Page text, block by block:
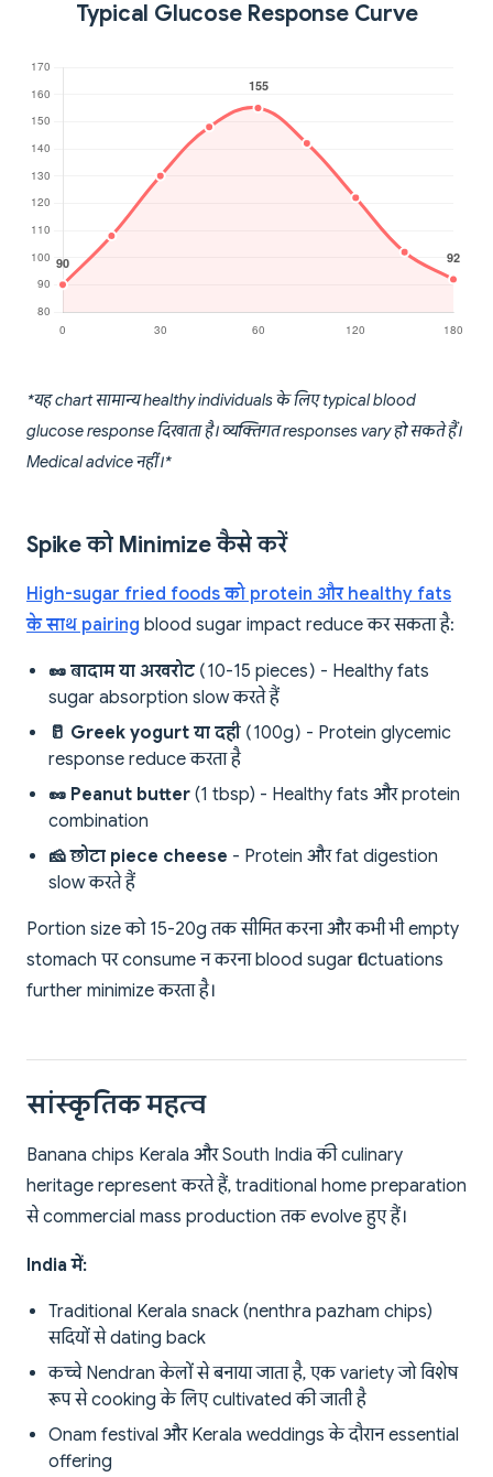
Typical Glucose Response Curve
*यह chart सामान्य healthy individuals के लिए typical blood
glucose response दिखाता है। व्यक्तिगत responses vary हो सकते हैं।
Medical advice नहीं।*
Spike को Minimize कैसे करें
High-sugar fried foods को protein और healthy fats
के साथ pairing blood sugar impact reduce कर सकता है:
🥜 बादाम या अखरोट (10-15 pieces) - Healthy fats
sugar absorption slow करते हैं
🥛 Greek yogurt या दही (100g) - Protein glycemic
response reduce करता है
🥜 Peanut butter (1 tbsp) - Healthy fats और protein
combination
🧀 छोटा piece cheese - Protein और fat digestion
slow करते हैं
Portion size को 15-20g तक सीमित करना और कभी भी empty
stomach पर consume न करना blood sugar fluctuations
further minimize करता है।
सांस्कृतिक महत्व
Banana chips Kerala और South India की culinary
heritage represent करते हैं, traditional home preparation
से commercial mass production तक evolve हुए हैं।
India में:
Traditional Kerala snack (nenthra pazham chips)
सदियों से dating back
कच्चे Nendran केलों से बनाया जाता है, एक variety जो विशेष
रूप से cooking के लिए cultivated की जाती है
Onam festival और Kerala weddings के दौरान essential
offering